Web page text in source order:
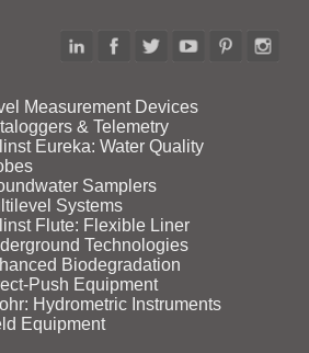
Measurement Devices
& Telemetry
Eureka: Water Quality
Samplers
Systems
Flute: Flexible Liner
Technologies
Biodegradation
Equipment
Hydrometric Instruments
Equipment